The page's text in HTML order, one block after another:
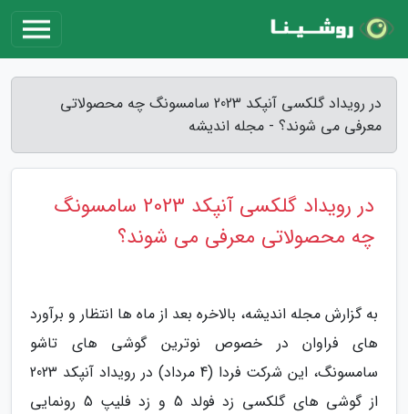
در رویداد گلکسی آنپکد 2023 سامسونگ چه محصولاتی
معرفی می شوند؟ - مجله اندیشه
در رویداد گلکسی آنپکد 2023 سامسونگ
چه محصولاتی معرفی می شوند؟
به گزارش مجله اندیشه، بالاخره بعد از ماه ها انتظار و برآورد
های فراوان در خصوص نوترین گوشی های تاشو
سامسونگ، این شرکت فردا (4 مرداد) در رویداد آنپکد 2023
از گوشی های گلکسی زد فولد 5 و زد فلیپ 5 رونمایی